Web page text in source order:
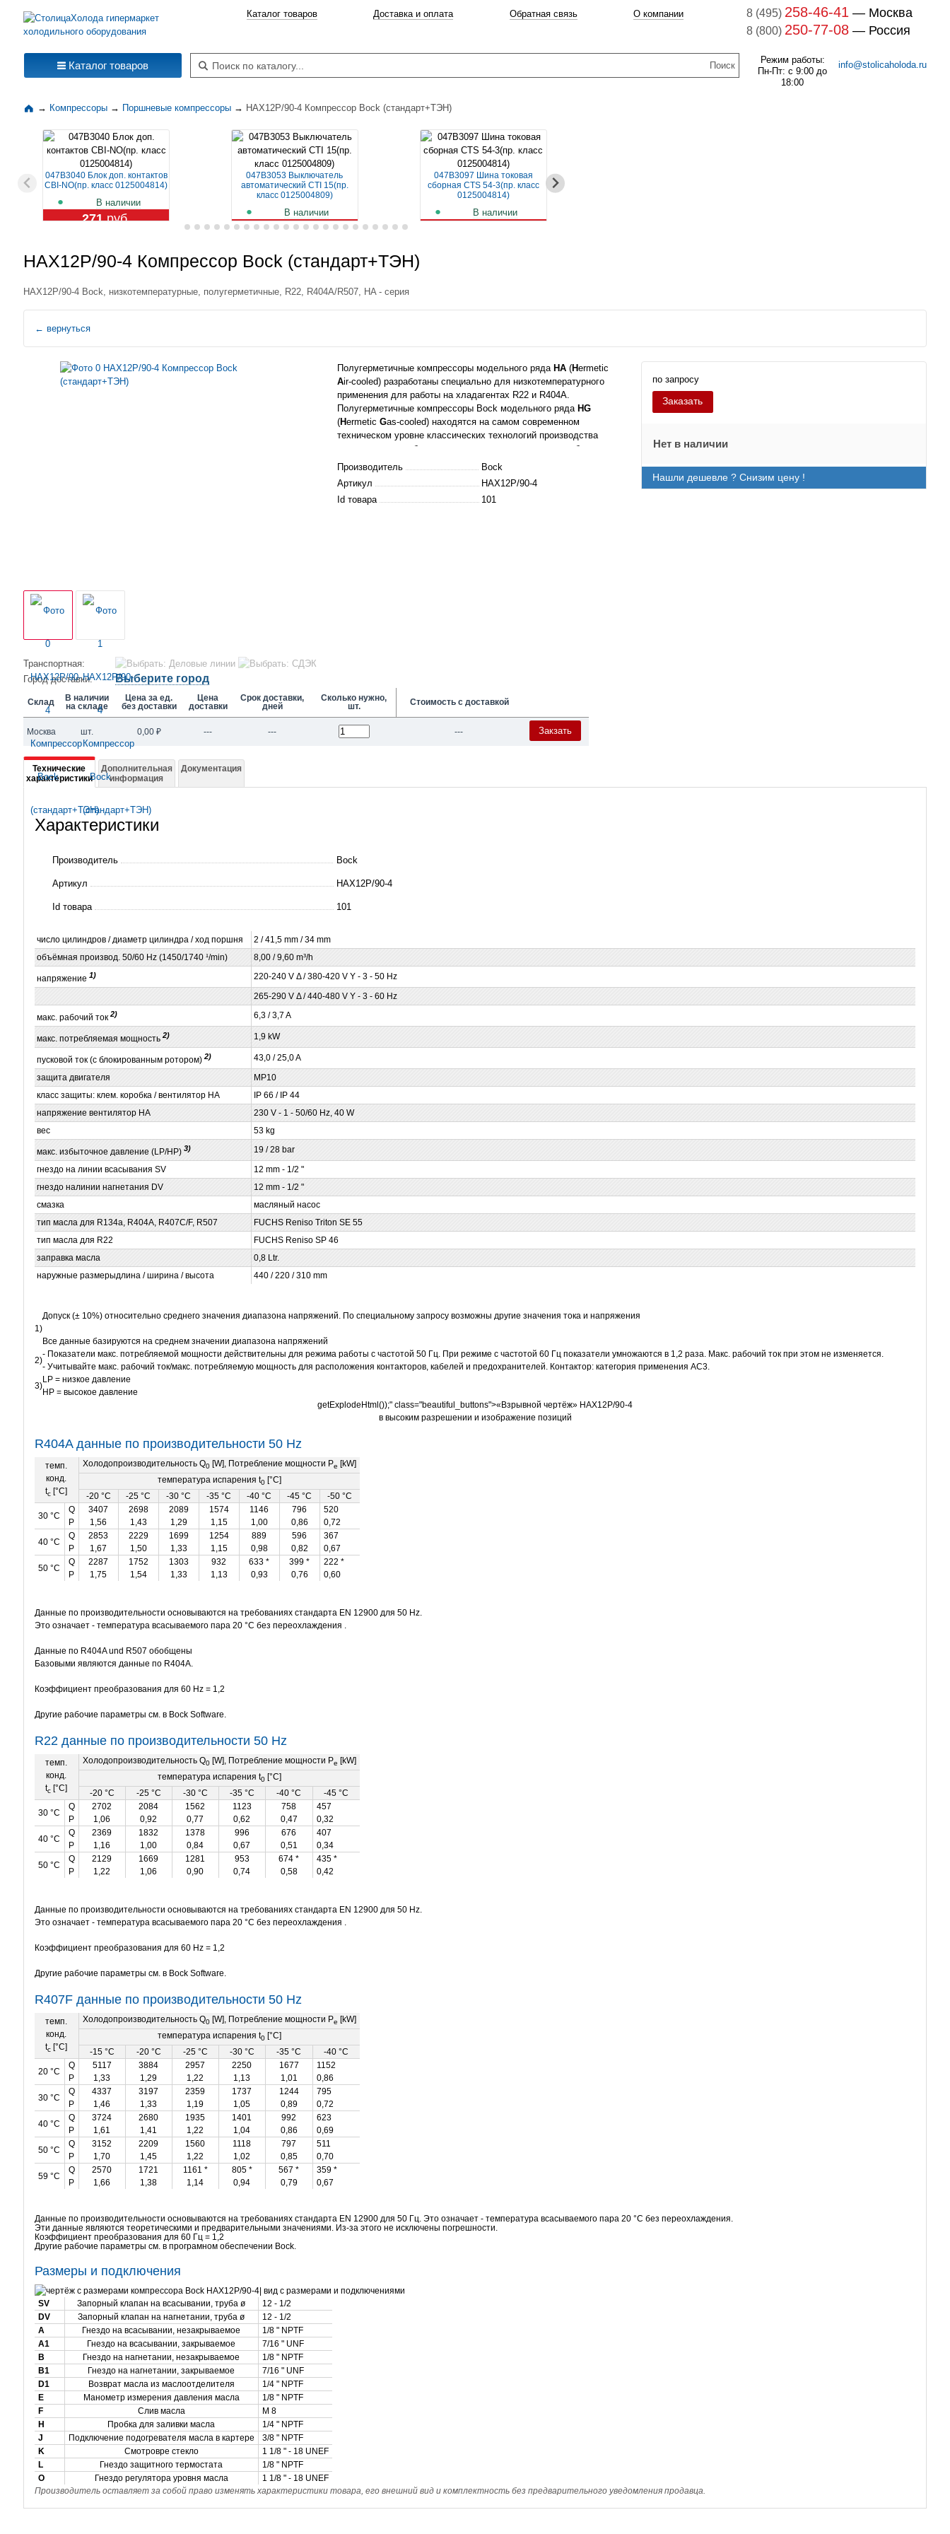
Каталог товаров Доставка и оплата Обратная связь О компании
Поиск по каталогу
8 (495) 258-46-41 — Москва
8 (800) 250-77-08 — Россия
Режим работы:
Пн-Пт: с 9:00 до
18:00
info@stolicaholoda.ru
Каталог товаров
→ Компрессоры → Поршневые компрессоры → HAX12P/90-4 Компрессор Bock (стандарт+ТЭН)
047B3040 Блок доп. контактов
CBI-NO(пр. класс 0125004814)
В наличии
271руб.
047B3053 Выключатель
автоматический CTI 15(пр.
класс 0125004809)
В наличии
1 119 руб.
047B3097 Шина токовая
сборная CTS 54-3(пр. класс
0125004814)
В наличии
HAX12P/90-4 Компрессор Bock (стандарт+ТЭН)
HAX12P/90-4 Bock, низкотемпературные, полугерметичные, R22, R404A/R507, HA - серия
← вернуться
Полугерметичные компрессоры модельного рядаHA (Hermetic
Air-cooled) разработаны специально для низкотемпературного
применения для работы на хладагентах R22 и R404A.
Полугерметичные компрессоры Bock модельного рядаHG
(HermeticGas-cooled) находятся на самом современном
техническом уровне классических технологий производства
компрессоров, работающих по принципу охлаждения обмоток
электродвигателя всасываемым газом.
Производитель
Bock
Артикул
HAX12P/90-4
Id товара
101
по запросу
Заказать
Нет в наличии
Нашли дешевле ? Снизим цену !
Транспортная:
Город доставки:
Выберите город
Склад
В наличии
на складе
Цена за ед.
без доставки
Цена
доставки
Срок доставки,
дней
Сколько нужно,
шт.
Стоимость с доставкой
Москва шт. 0,00 ₽ --- --- --- Закзать
Подробная
информация
о
HAX12P/90-
Компрессор
Bock
(стандарт+ТЭН)
Технические
характеристики
Дополнительная
информация
Документация
Характеристики
Производитель Bock
Артикул HAX12P/90-4
Id товара 101
число цилиндров / диаметр цилиндра/ ход поршня
2 / 41,5 mm / 34 mm
объёмная производ. 50/60 Hz (1450/1740 ¹/min)
8,00 / 9,60 m³/h
напряжение 1)
220-240 V Δ / 380-420 V Y - 3 - 50 Hz
265-290 V Δ / 440-480 V Y - 3 - 60 Hz
макс. рабочий ток 2) 6,3 / 3,7 A
макс. потребляемая мощность 2) 1,9 kW
пусковой ток (с блокированным ротором) 2)
43,0 / 25,0 A
защита двигателя
MP10
класс защиты: клем. коробка / вентилятор НА
IP 66 / IP 44
напряжение вентилятор НА
230 V - 1 - 50/60 Hz, 40 W
вес
53 kg
макс. избыточное давление (LP/HP) 3)
19 / 28 bar
гнездо на линии всасывания SV
12 mm - 1/2 "
гнездо налинии нагнетания DV
12 mm - 1/2 "
смазка
масляный насос
тип масла для R134a, R404A, R407C/F, R507
FUCHS Reniso Triton SE 55
тип масла для R22
FUCHS Reniso SP 46
заправка масла
0,8 Ltr.
наружные размерыдлина / ширина / высота
440 / 220 / 310 mm
1)
Допуск (± 10%) относительно среднего значения диапазона напряжений. По специальному запросу возможны другие значения тока и напряжения
Все данные базируются на среднем значении диапазона напряжений
2)
- Показатели макс. потребляемой мощности действительны для режима работы с частотой 50 Гц. При режиме с частотой 60 Гц показатели умножаются в 1,2 раза. Макс. рабочий ток при этом не изменяется.
- Учитывайте макс. рабочий ток/макс. потребляемую мощность для расположения контакторов, кабелей и предохранителей. Контактор: категория применения AC3.
3)
LP = низкое давление
HP = высокое давление
getExplodeHtml ());" class="beautiful_buttons">«Взрывной чертёж» HAX12P/90-4
в высоким разрешении и изображение позиций
R404A данные по производительности 50 Hz
темп.
конд.
tc [°C]
Холодопроизводительность Q0[W], Потребление мощности Pe [kW]
температура испарения t0[°C]
-20 °C
-25 °C -30 °C -35 °C -40 °C -45 °C
-50 °C
30 °C
Q
P
3407
1,56
2698
1,43
2089
1,29
1574
1,15
1146
1,00
796
0,86
520
0,72
40 °C
Q
P
2853
1,67
2229
1,50
1699
1,33
1254
1,15
889
0,98
596
0,82
367
0,67
50 °C
Q
P
2287
1,75
1752
1,54
1303
1,33
932
1,13
633 *
0,93
399 *
0,76
222 *
0,60
Данные по производительности основываются на требованиях стандарта EN 12900 для 50 Hz.
Это означает - температура всасываемого пара 20 °C без переохлаждения .
Данные по R404A und R507 обобщены
Базовыми являются данные по R404A.
Коэффициент преобразования для 60 Hz = 1,2
Другие рабочие параметры см. в Bock Software.
R22 данные по производительности 50 Hz
темп.
конд.
tc [°C]
Холодопроизводительность Q0[W], Потребление мощности Pe [kW]
температура испарения t0[°C]
-20 °C
-25 °C -30 °C -35 °C -40 °C
-45 °C
30 °C
Q
P
2702
1,06
2084
0,92
1562
0,77
1123
0,62
758
0,47
457
0,32
40 °C
Q
P
2369
1,16
1832
1,00
1378
0,84
996
0,67
676
0,51
407
0,34
50 °C
Q
P
2129
1,22
1669
1,06
1281
0,90
953
0,74
674 *
0,58
435 *
0,42
Данные по производительности основываются на требованиях стандарта EN 12900 для 50 Hz.
Это означает - температура всасываемого пара 20 °C без переохлаждения .
Коэффициент преобразования для 60 Hz = 1,2
Другие рабочие параметры см. в Bock Software.
R407F данные по производительности 50 Hz
темп.
конд.
tc [°C]
Холодопроизводительность Q0[W], Потребление мощности Pe [kW]
температура испарения t0[°C]
-15 °C
-20 °C -25 °C -30 °C -35 °C
-40 °C
20 °C
Q
P
5117
1,33
3884
1,29
2957
1,22
2250
1,13
1677
1,01
1152
0,86
30 °C
Q
P
4337
1,46
3197
1,33
2359
1,19
1737
1,05
1244
0,89
795
0,72
40 °C
Q
P
3724
1,61
2680
1,41
1935
1,22
1401
1,04
992
0,86
623
0,69
50 °C
Q
P
3152
1,70
2209
1,45
1560
1,22
1118
1,02
797
0,85
511
0,70
59 °C
Q
P
2570
1,66
1721
1,38
1161 *
1,14
805 *
0,94
567 *
0,79
359 *
0,67
Данные по производительности основываются на требованиях стандарта EN 12900 для 50 Гц. Это означает - температура всасываемого пара 20 °C без переохлаждения.
Эти данные являются теоретическими и предварительными значениями. Из-за этого не исключены погрешности.
Коэффициент преобразования для 60 Гц = 1,2
Другие рабочие параметры см. в програмном обеспечении Bock.
Размеры и подключения
SV Запорный клапан на всасывании, труба ø
12 - 1/2
DV
Запорный клапан на нагнетании, труба ø
12 - 1/2
A
Гнездо на всасывании, незакрываемое
1/8 " NPTF
A1
Гнездо на всасывании, закрываемое
7/16 " UNF
B
Гнездо на нагнетании, незакрываемое
1/8 " NPTF
B1
Гнездо на нагнетании, закрываемое
7/16 " UNF
D1
Возврат масла из маслоотделителя
1/4 " NPTF
E
Манометр измерения давления масла
1/8 " NPTF
F
Слив масла
M 8
H
Пробка для заливки масла
1/4 " NPTF
J
Подключение подогревателя масла в картере
3/8 " NPTF
K
Смотровре стекло
1 1/8 " - 18 UNEF
L
Гнездо защитного термостата
1/8 " NPTF
O
Гнездо регулятора уровня масла
1 1/8 " - 18 UNEF
Производитель оставляет за собой право изменять характеристики товара, его внешний вид и комплектность без предварительного уведомления продавца.